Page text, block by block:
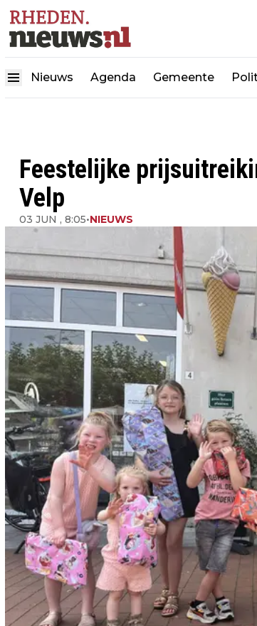
Nieuws Agenda Gemeente
Feestelijke
Velp
03 JUN , 8:05•NIEUWS